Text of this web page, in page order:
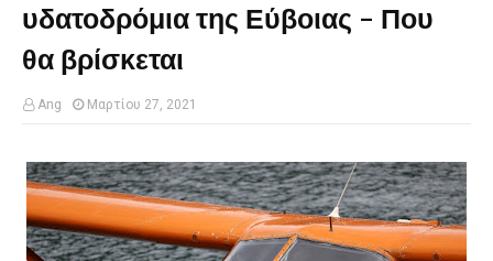
υδατοδρόμια της Εύβοιας - Που
θα βρίσκεται
Ang Μαρτίου 27, 2021